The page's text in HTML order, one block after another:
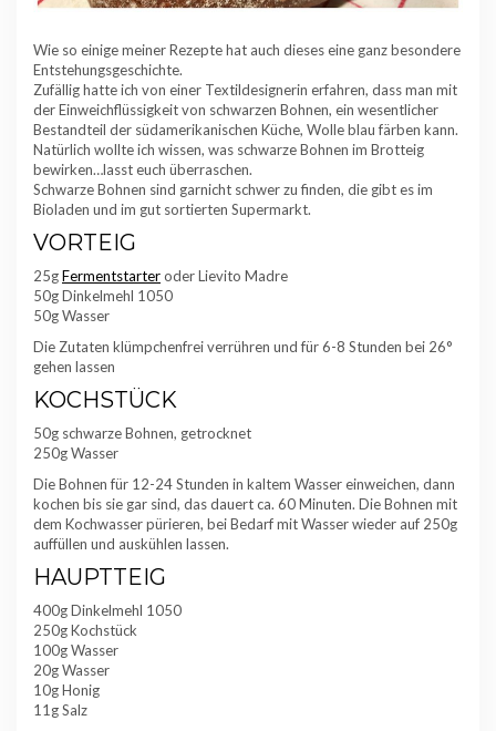
Wie so einige meiner Rezepte hat auch dieses eine ganz besondere
Entstehungsgeschichte.
Zufällig hatte ich von einer Textildesignerin erfahren, dass man mit
der Einweichflüssigkeit von schwarzen Bohnen, ein wesentlicher
Bestandteil der südamerikanischen Küche, Wolle blau färben kann.
Natürlich wollte ich wissen, was schwarze Bohnen im Brotteig
bewirken…lasst euch überraschen.
Schwarze Bohnen sind garnicht schwer zu finden, die gibt es im
Bioladen und im gut sortierten Supermarkt.
VORTEIG
25gFermentstarteroder Lievito Madre
50g Dinkelmehl 1050
50g Wasser
Die Zutaten klümpchenfrei verrühren und für 6-8 Stunden bei 26°
gehen lassen
KOCHSTÜCK
50g schwarze Bohnen, getrocknet
250g Wasser
Die Bohnen für 12-24 Stunden in kaltem Wasser einweichen, dann
kochen bis sie gar sind, das dauert ca. 60 Minuten. Die Bohnen mit
dem Kochwasser pürieren, bei Bedarf mit Wasser wieder auf 250g
auffüllen und auskühlen lassen.
HAUPTTEIG
400g Dinkelmehl 1050
250g Kochstück
100g Wasser
20g Wasser
10g Honig
11g Salz